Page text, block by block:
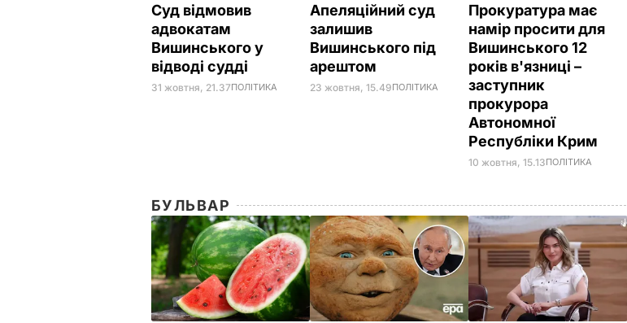
Суд відмовив
адвокатам
Вишинського у
відводі судді
31 жовтня, 21.37ПОЛІТИКА
Апеляційний суд
залишив
Вишинського під
арештом
23 жовтня, 15.49ПОЛІТИКА
Прокуратура має
намір просити для
Вишинського 12
років в'язниці –
заступник
прокурора
Автономної
Республіки Крим
10 жовтня, 15.13ПОЛІТИКА
БУЛЬВАР